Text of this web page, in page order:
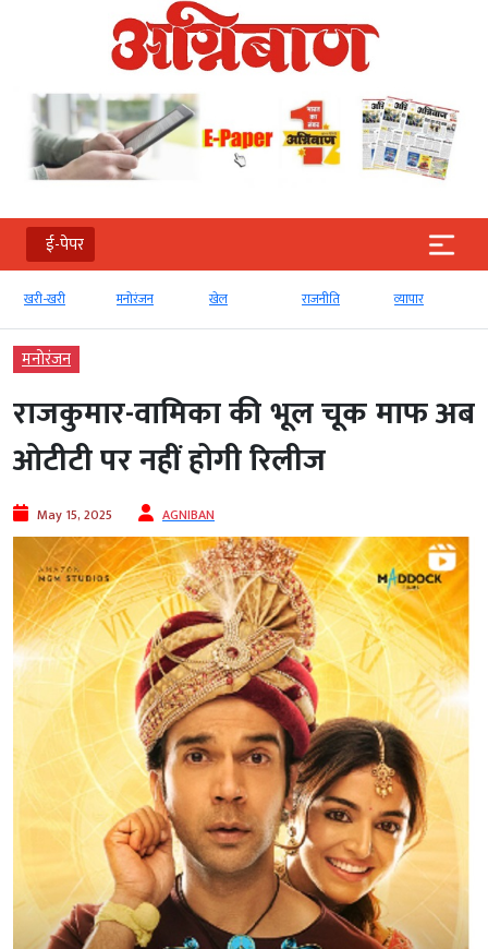
ई-पेपर
खरी-खरी मनोरंजन खेल राजनीति व्‍यापार
मनोरंजन
राजकुमार-वामिका की भूल चूक माफ अब
ओटीटी पर नहीं होगी रिलीज
May 15, 2025 AGNIBAN